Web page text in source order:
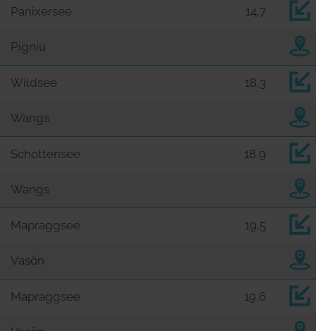
Panixersee 14,7
Pigniu
Wildsee 18,3
Wangs
Schottensee 18,9
Wangs
Mapraggsee 19,5
Vasön
Mapraggsee 19,6